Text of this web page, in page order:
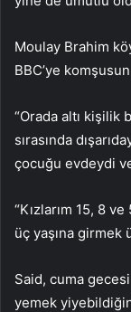
Moulay Brahim
BBC’ye
“Orada altı kişilik
sırasında
çocuğu evdeydi
“Kızlarım 15, 8
üç yaşına girmek
Said, cuma
yemek